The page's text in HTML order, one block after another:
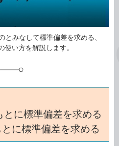
みなして標準偏差を求める、
使い方を解説します。
に標準偏差を求める
に標準偏差を求める